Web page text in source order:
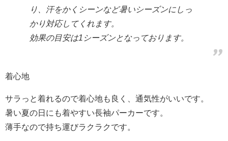
り、汗をかくシーンなど暑いシーズンにしっ
かり対応してくれます。
効果の目安は1シーズンとなっております。
着心地
サラっと着れるので着心地も良く、通気性がいいです。
暑い夏の日にも着やすい長袖パーカーです。
薄手なので持ち運びラクラクです。